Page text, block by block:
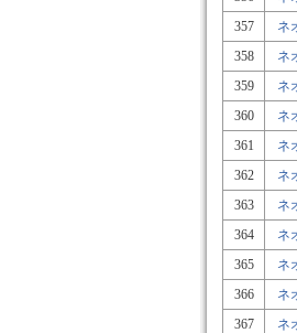
357
ネ
358
ネ
359
ネ
360
ネ
361
ネ
362
ネ
363
ネ
364
ネ
365
ネ
366
ネ
367
ネ